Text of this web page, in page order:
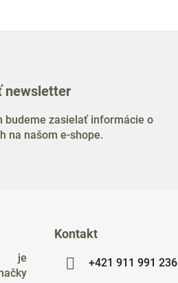
newsletter
budeme zasielať informácie o
na našom e-shope.
je
Kontakt
+421 911 991 236